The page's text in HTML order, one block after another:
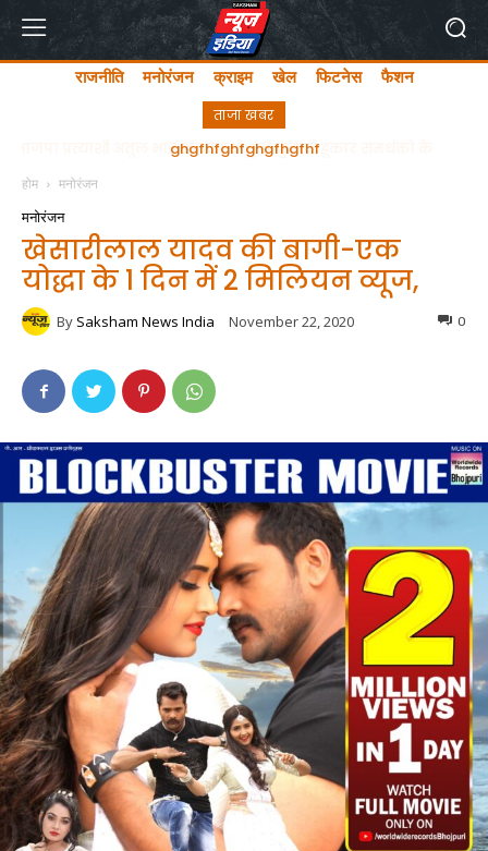
राजनीति मनोरंजन क्राइम खेल फिटनेस फैशन
ताजा खबर
ghgfhfghfghgfhgfhf
होम मनोरंजन
मनोरंजन
खेसारीलाल यादव की बागी-एक
योद्धा के 1 दिन में 2 मिलियन व्यूज,
By Saksham News India November 22, 2020 0